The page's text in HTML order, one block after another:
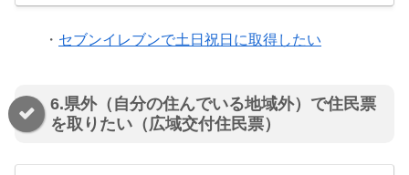
・ セブンイレブンで土日祝日に取得したい
6.県外（自分の住んでいる地域外）で住民票
を取りたい（広域交付住民票）